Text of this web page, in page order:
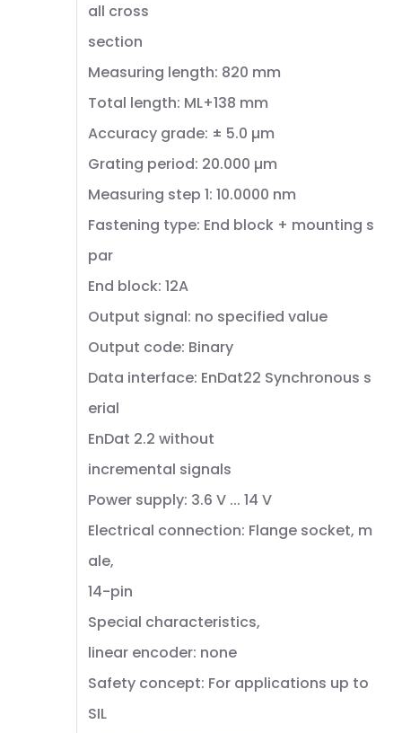
all cross
section
Measuring length: 820 mm
Total length: ML+138 mm
Accuracy grade: ± 5.0 µm
Grating period: 20.000 µm
Measuring step 1: 10.0000 nm
Fastening type: End block + mounting s
par
End block: 12A
Output signal: no specified value
Output code: Binary
Data interface: EnDat22 Synchronous s
erial
EnDat 2.2 without
incremental signals
Power supply: 3.6 V ... 14 V
Electrical connection: Flange socket, m
ale,
14-pin
Special characteristics,
linear encoder: none
Safety concept: For applications up to
SIL